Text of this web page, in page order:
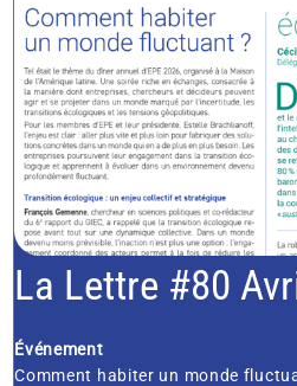
La Lettre #80
Événement
Comment habiter un monde